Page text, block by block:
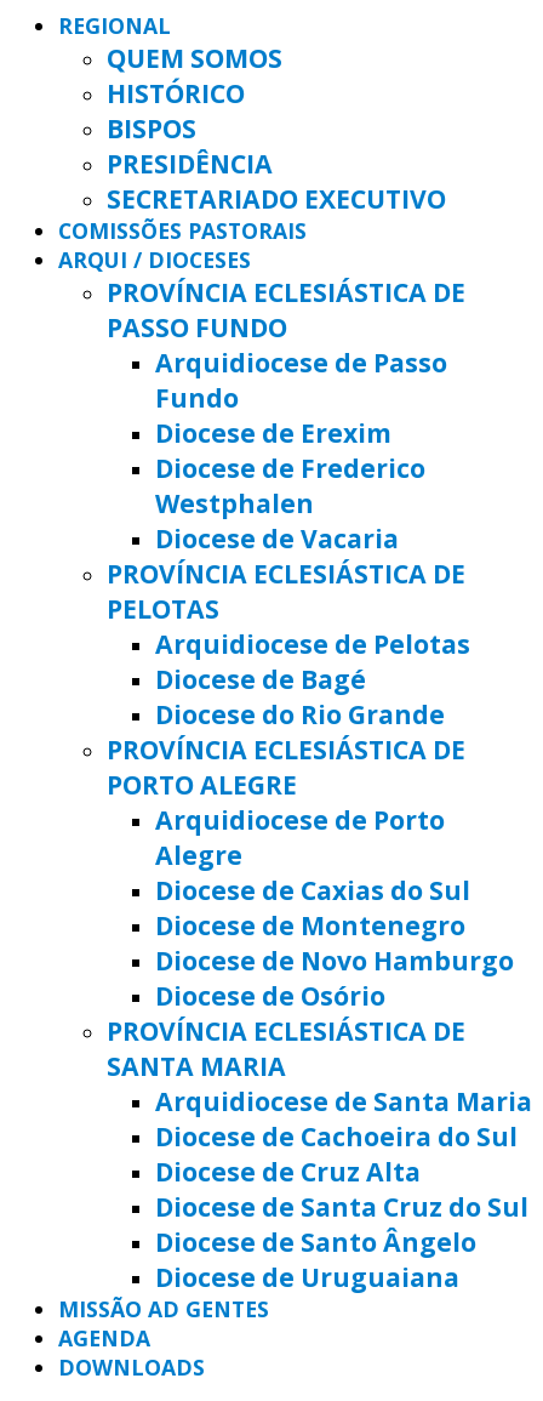
REGIONAL
QUEM SOMOS
HISTÓRICO
BISPOS
PRESIDÊNCIA
SECRETARIADO EXECUTIVO
COMISSÕES PASTORAIS
ARQUI / DIOCESES
PROVÍNCIA ECLESIÁSTICA DE
PASSO FUNDO
Arquidiocese de Passo
Fundo
Diocese de Erexim
Diocese de Frederico
Westphalen
Diocese de Vacaria
PROVÍNCIA ECLESIÁSTICA DE
PELOTAS
Arquidiocese de Pelotas
Diocese de Bagé
Diocese do Rio Grande
PROVÍNCIA ECLESIÁSTICA DE
PORTO ALEGRE
Arquidiocese de Porto
Alegre
Diocese de Caxias do Sul
Diocese de Montenegro
Diocese de Novo Hamburgo
Diocese de Osório
PROVÍNCIA ECLESIÁSTICA DE
SANTA MARIA
Arquidiocese de Santa Maria
Diocese de Cachoeira do Sul
Diocese de Cruz Alta
Diocese de Santa Cruz do Sul
Diocese de Santo Ângelo
Diocese de Uruguaiana
MISSÃO AD GENTES
AGENDA
DOWNLOADS